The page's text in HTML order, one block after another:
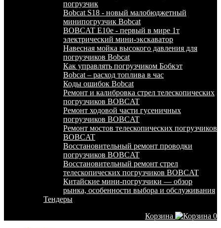
погрузчик
Bobcat S18 - новый малобюджетный
минипогрузчик Bobcat
BOBCAT E10e - первый в мире 1т
электрический мини-экскаватор
Навесная мойка высокого давления для
погрузчиков Bobcat
Как управлять погрузчиком Бобкэт
Bobcat – расход топлива в час
Коды ошибок Bobcat
Ремонт и калибровка стрел телескопических
погрузчиков BOBCAT
Ремонт ходовой части гусеничных
погрузчиков BOBCAT
Ремонт мостов телескопических погрузчиков
BOBCAT
Восстановительный ремонт проводки
погрузчиков BOBCAT
Восстановительный ремонт стрел
телескопических погрузчиков BOBCAT
Китайские мини-погрузчики — обзор
рынка, особенности выбора и обслуживания
Тендеры
Корзина
0